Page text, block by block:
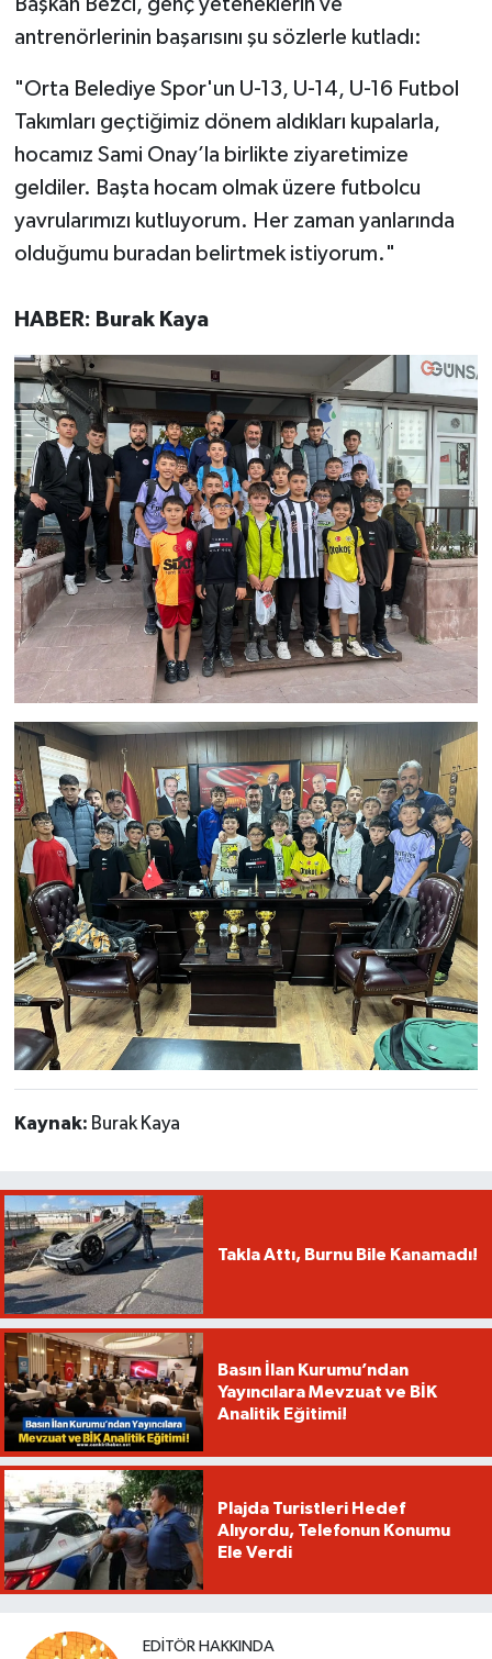
antrenörlerinin başarısını şu sözlerle kutladı:
"Orta Belediye Spor'un U-13, U-14, U-16 Futbol
Takımları geçtiğimiz dönem aldıkları kupalarla,
hocamız Sami Onay’la birlikte ziyaretimize
geldiler. Başta hocam olmak üzere futbolcu
yavrularımızı kutluyorum. Her zaman yanlarında
olduğumu buradan belirtmek istiyorum."
HABER: Burak Kaya
Kaynak: Burak Kaya
Takla Attı, Burnu Bile Kanamadı!
Basın İlan Kurumu’ndan
Yayıncılara Mevzuat ve BİK
Analitik Eğitimi!
Plajda Turistleri Hedef
Alıyordu, Telefonun Konumu
Ele Verdi
EDITÖR HAKKINDA